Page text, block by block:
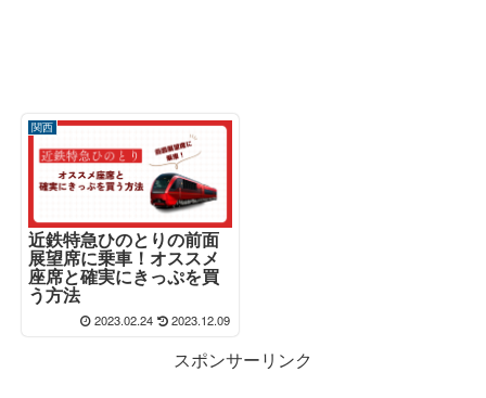
関西
近鉄特急ひのとりの前面
展望席に乗車！オススメ
座席と確実にきっぷを買
う方法
2023.02.24 2023.12.09
スポンサーリンク